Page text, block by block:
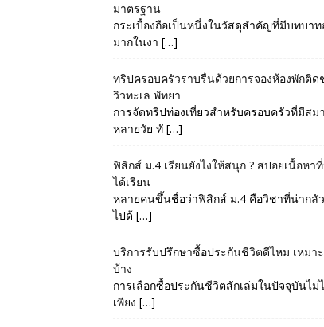
มาตรฐาน
กระเบื้องถือเป็นหนึ่งในวัสดุสำคัญที่มีบทบาท
มากในงา […]
ทริปครอบครัวราบรื่นด้วยการจองห้องพักติด
วิวทะเล พัทยา
การจัดทริปท่องเที่ยวสำหรับครอบครัวที่มีสม
หลายวัย ทั […]
ฟิสิกส์ ม.4 เรียนยังไงให้สนุก ? สปอยเนื้อหา
ได้เรียน
หลายคนขึ้นชื่อว่าฟิสิกส์ ม.4 คือวิชาที่น่ากลั
ไปด้ […]
บริการรับปรึกษาซื้อประกันชีวิตดีไหม เหมา
บ้าง
การเลือกซื้อประกันชีวิตสักเล่มในปัจจุบันไม่
เพียง […]